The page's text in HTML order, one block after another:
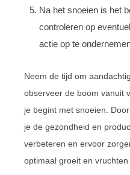
Na het snoeien is het
controleren op
actie op te
Neem de tijd om
observeer de boom vanuit
je begint met snoeien.
je de gezondheid en
verbeteren en ervoor
optimaal groeit en vruchten